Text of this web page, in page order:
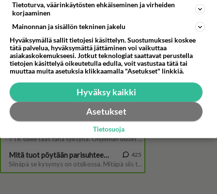
Maajussille morsian-Lauri on
kyllä mystinen tapaus - Antaa
ympäripyöreitä vastauksia
Tietoturva, väärinkäytösten ehkäiseminen ja virheiden
korjaaminen
Mainonnan ja sisällön tekninen jakelu
Hyväksymällä sallit tietojesi käsittelyn. Suostumuksesi koskee
tätä palvelua, hyväksymättä jättäminen voi vaikuttaa
asiakaskokemukseesi. Jotkut teknologiat saattavat perustella
tietojen käsittelyä oikeutetulla edulla, voit vastustaa tätä tai
muuttaa muita asetuksia klikkaamalla "Asetukset" linkkiä.
Hyväksy kaikki
Asetukset
Tietosuoja